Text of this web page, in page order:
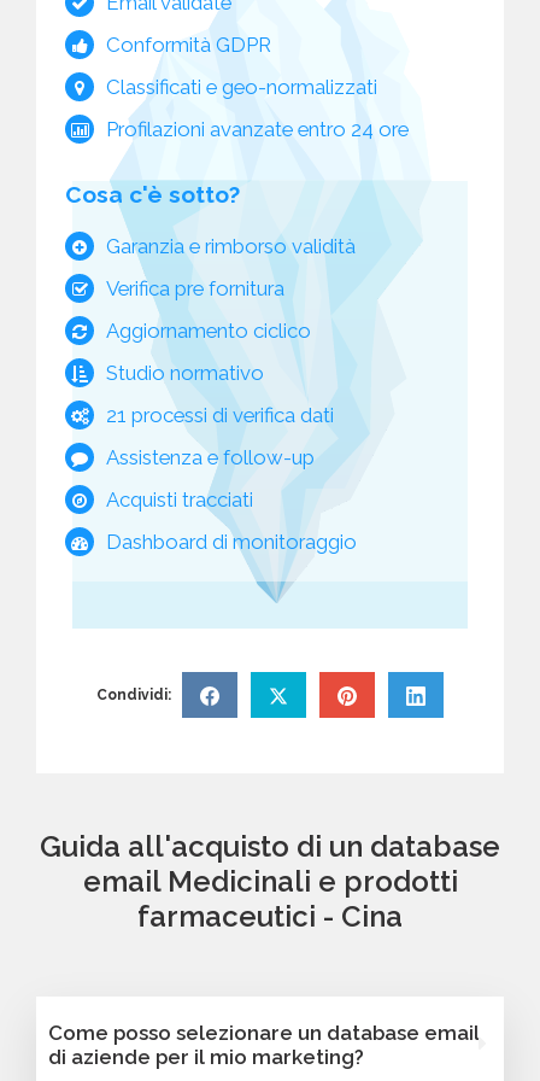
Conformità GDPR
Classificati e geo-normalizzati
Profilazioni avanzate entro 24 ore
Cosa c'è sotto?
Garanzia e rimborso validità
Verifica pre fornitura
Aggiornamento ciclico
Studio normativo
21 processi di verifica dati
Assistenza e follow-up
Acquisti tracciati
Dashboard di monitoraggio
Condividi:
Guida all'acquisto di un database
email Medicinali e prodotti
farmaceutici - Cina
Come posso selezionare un database email
di aziende per il mio marketing?